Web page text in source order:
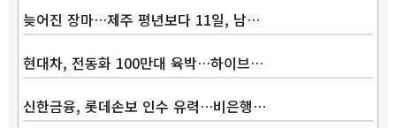
늦어진 장마…제주 평년보다 11일, 남…
현대차, 전동화 100만대 육박…하이브…
신한금융, 롯데손보 인수 유력…비은행…